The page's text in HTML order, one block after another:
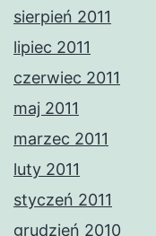
sierpień 2011
lipiec 2011
czerwiec 2011
maj 2011
marzec 2011
luty 2011
styczeń 2011
grudzień 2010